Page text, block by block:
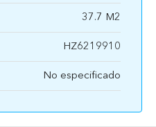
HZ6219910
37.7 M2
No especificado